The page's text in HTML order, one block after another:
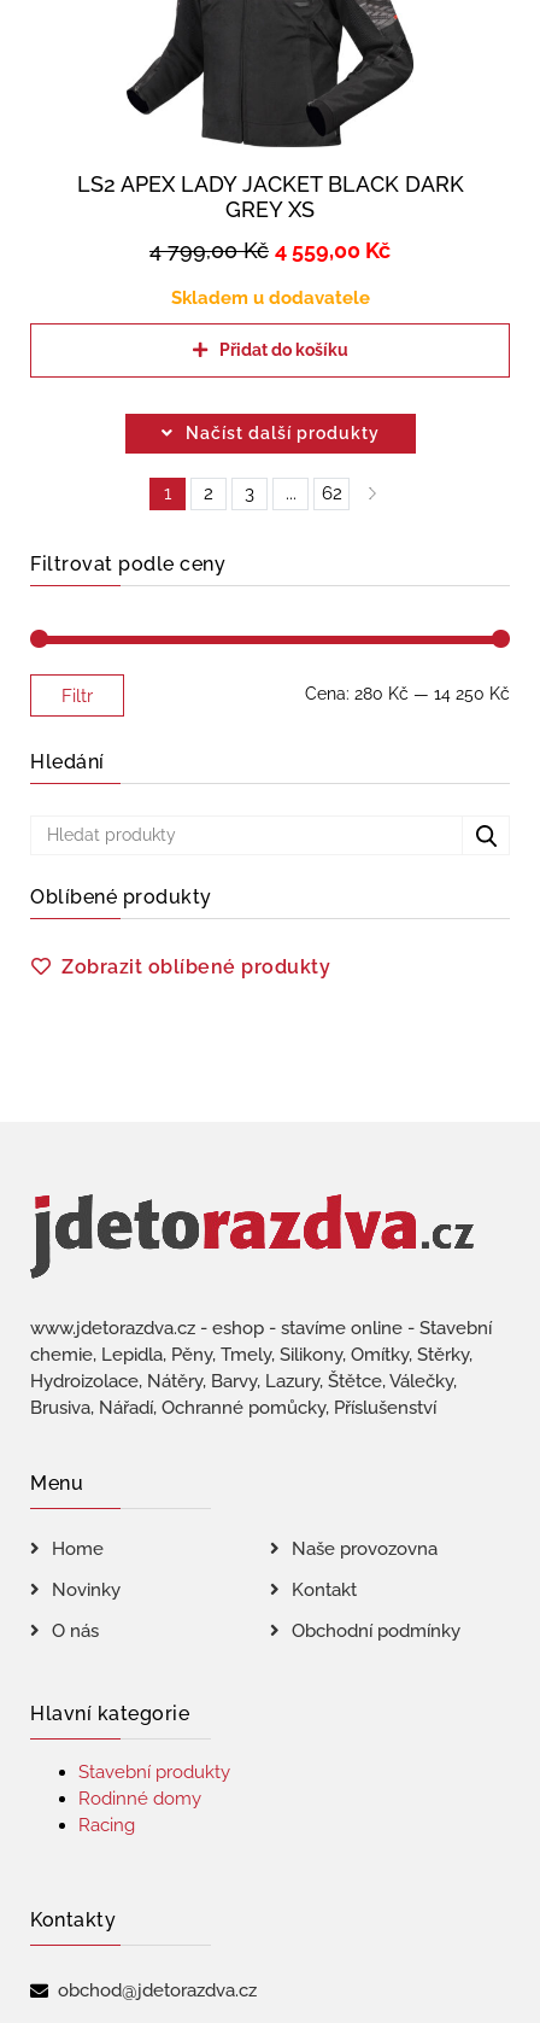
LS2 APEX LADY JACKET BLACK DARK
GREY XS
4 799,00Kč 4 559,00 Kč
Skladem u dodavatele
Přidat do košíku
Načíst další produkty
1 2 3 ... 62
Filtrovat podle ceny
Minimální
Maximální
Filtr Cena: 280 Kč — 14 250 Kč
Hledání
Oblíbené produkty
Zobrazit oblíbené produkty
www.jdetorazdva.cz - eshop - stavíme online - Stavební
chemie, Lepidla, Pěny, Tmely, Silikony, Omítky, Stěrky,
Hydroizolace, Nátěry, Barvy, Lazury, Štětce, Válečky,
Brusiva, Nářadí, Ochranné pomůcky, Příslušenství
Menu
Home
Naše provozovna
Novinky
Kontakt
O nás
Obchodní podmínky
Hlavní kategorie
Stavební produkty
Rodinné domy
Racing
Kontakty
obchod@jdetorazdva.cz